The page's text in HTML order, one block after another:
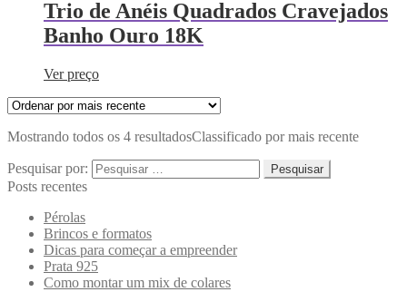
Trio de Anéis Quadrados Cravejados
Banho Ouro 18K
Ver preço
Mostrando todos os 4 resultadosClassificado por mais recente
Pesquisar por:
Posts recentes
Pérolas
Brincos e formatos
Dicas para começar a empreender
Prata 925
Como montar um mix de colares